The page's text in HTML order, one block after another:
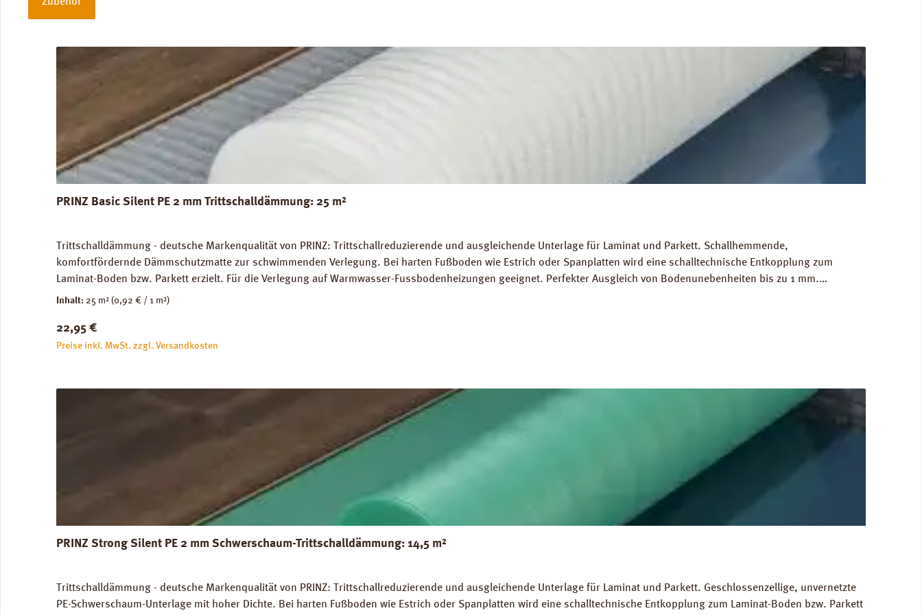
Zubehör
PRINZ Basic Silent PE 2 mm Trittschalldämmung: 25 m²
Trittschalldämmung - deutsche Markenqualität von PRINZ: Trittschallreduzierende und ausgleichende Unterlage für Laminat und Parkett. Schallhemmende,
komfortfördernde Dämmschutzmatte zur schwimmenden Verlegung. Bei harten Fußboden wie Estrich oder Spanplatten wird eine schalltechnische Entkopplung zum
Laminat-Boden bzw. Parkett erzielt. Für die Verlegung auf Warmwasser-Fussbodenheizungen geeignet. Perfekter Ausgleich von Bodenunebenheiten bis zu 1 mm.
Abmessungen: Breite 100 cm, Länge 25 m: 1 Rolle = 25 m² Trittschall-Verbesserung: 16 dB (ISO 140-8). Dichte: 25 kg/m³. FCKW- und HFCKW-frei. Ökologisch
Inhalt: 25 m² (0,92 € / 1 m²)
Regulärer Preis:
22,95 €
Preise inkl. MwSt. zzgl. Versandkosten
PRINZ Strong Silent PE 2 mm Schwerschaum-Trittschalldämmung: 14,5 m²
Trittschalldämmung - deutsche Markenqualität von PRINZ: Trittschallreduzierende und ausgleichende Unterlage für Laminat und Parkett. Geschlossenzellige, unvernetzte
PE-Schwerschaum-Unterlage mit hoher Dichte. Bei harten Fußboden wie Estrich oder Spanplatten wird eine schalltechnische Entkopplung zum Laminat-Boden bzw. Parkett